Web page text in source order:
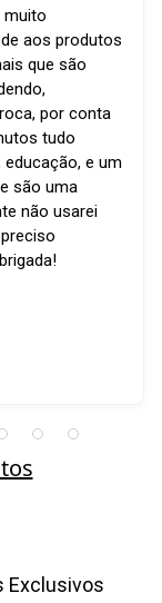
muito
aos produtos
que são
por conta
tudo
e um
são uma
não usarei
Exclusivos